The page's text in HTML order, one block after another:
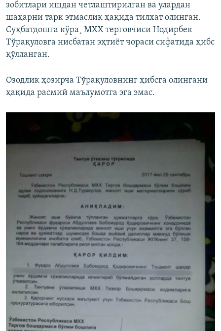
зобитлари ишдан четлаштирилган ва улардан
шаҳарни тарк этмаслик ҳақида тилхат олинган.
Суҳбатдошга кўра¸ МХХ терговчиси Нодирбек
Тўрақуловга нисбатан эҳтиëт чораси сифатида ҳибс
қўлланган.
Озодлик ҳозирча Тўрақуловнинг ҳибсга олингани
ҳақида расмий маълумотга эга эмас.